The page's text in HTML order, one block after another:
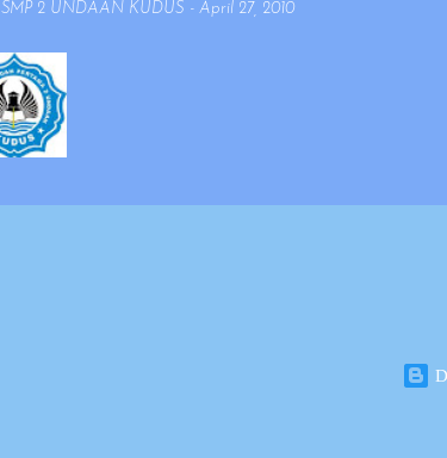
keselarasan antara ide, desain, dan
SMP 2 UNDAAN KUDUS - April 27, 2010